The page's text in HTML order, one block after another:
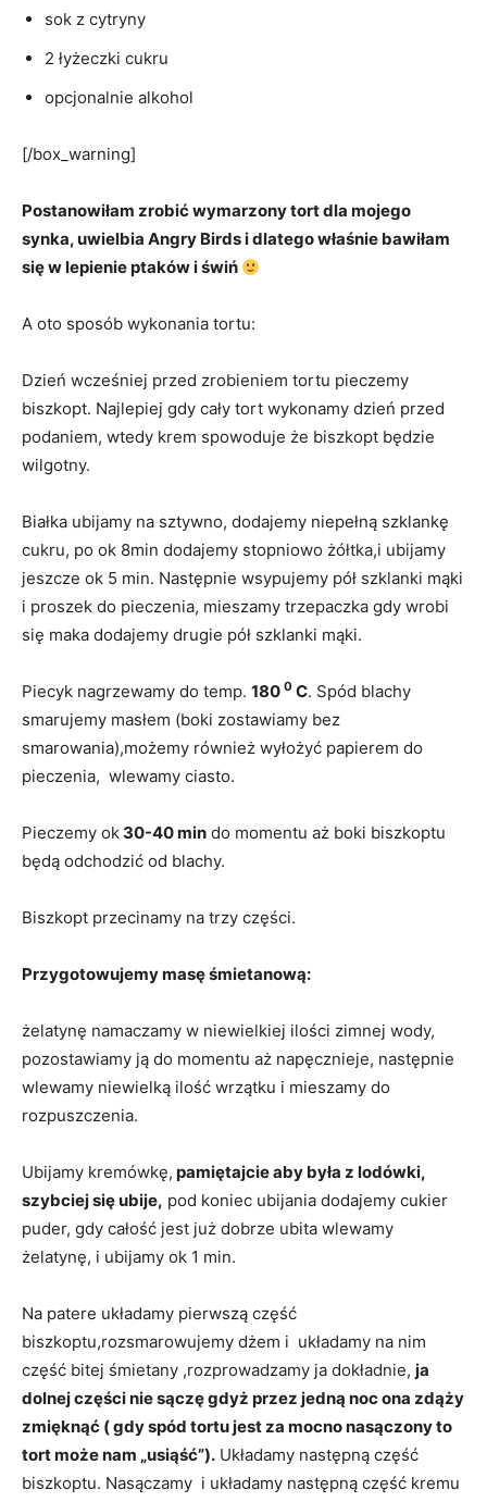
sok z cytryny
2 łyżeczki cukru
opcjonalnie alkohol
[/box_warning]
Postanowiłam zrobić wymarzony tort dla mojego
synka, uwielbia Angry Birds i dlatego właśnie bawiłam
się w lepienie ptaków i świń
A oto sposób wykonania tortu:
Dzień wcześniej przed zrobieniem tortu pieczemy
biszkopt. Najlepiej gdy cały tort wykonamy dzień przed
podaniem, wtedy krem spowoduje że biszkopt będzie
wilgotny.
Białka ubijamy na sztywno, dodajemy niepełną szklankę
cukru, po ok 8min dodajemy stopniowo żółtka,i ubijamy
jeszcze ok 5 min. Następnie wsypujemy pół szklanki mąki
i proszek do pieczenia, mieszamy trzepaczka gdy wrobi
się maka dodajemy drugie pół szklanki mąki.
Piecyk nagrzewamy do temp. 180 0 C. Spód blachy
smarujemy masłem (boki zostawiamy bez
smarowania),możemy również wyłożyć papierem do
pieczenia, wlewamy ciasto.
Pieczemy ok 30-40 min do momentu aż boki biszkoptu
będą odchodzić od blachy.
Biszkopt przecinamy na trzy części.
Przygotowujemy masę śmietanową:
żelatynę namaczamy w niewielkiej ilości zimnej wody,
pozostawiamy ją do momentu aż napęcznieje, następnie
wlewamy niewielką ilość wrzątku i mieszamy do
rozpuszczenia.
Ubijamy kremówkę, pamiętajcie aby była z lodówki,
szybciej się ubije, pod koniec ubijania dodajemy cukier
puder, gdy całość jest już dobrze ubita wlewamy
żelatynę, i ubijamy ok 1 min.
Na patere układamy pierwszą część
biszkoptu,rozsmarowujemy dżem i układamy na nim
część bitej śmietany ,rozprowadzamy ja dokładnie, ja
dolnej części nie sączę gdyż przez jedną noc ona zdąży
zmięknąć ( gdy spód tortu jest za mocno nasączony to
tort może nam „usiąść”). Układamy następną część
biszkoptu. Nasączamy i układamy następną część kremu